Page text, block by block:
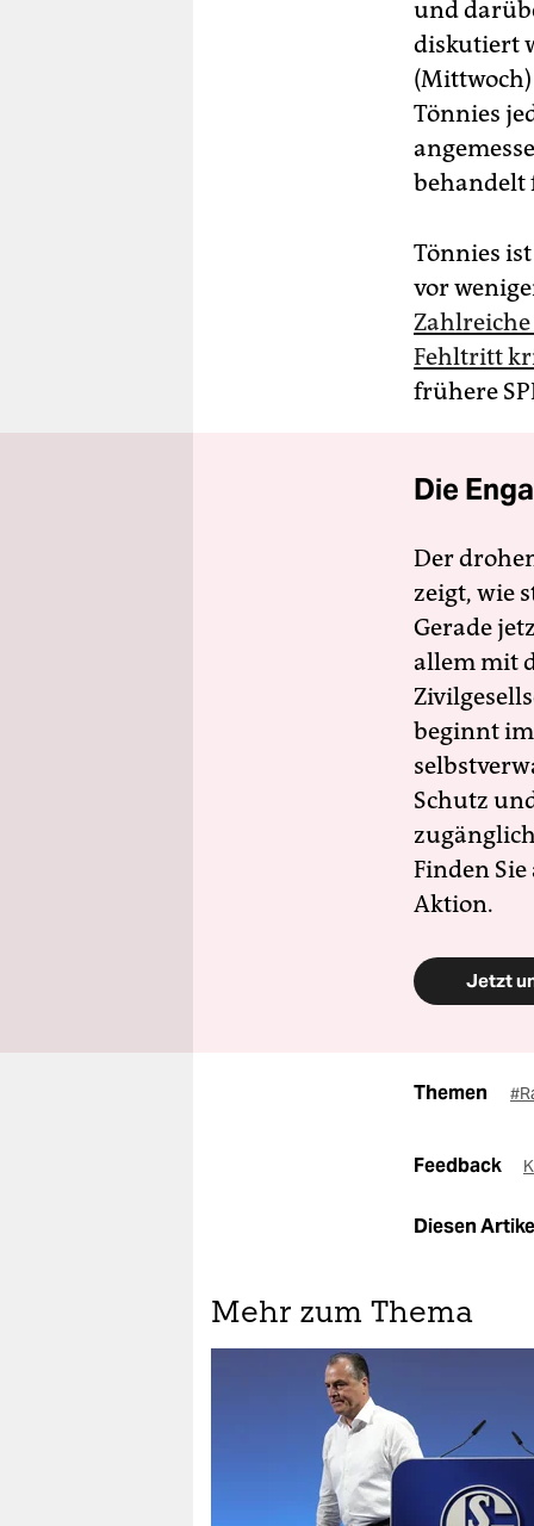
und
diskutiert
(Mittwoch)
Tönnies
behandelt
Tönnies
vor
Fehltritt
frühere
Die
Der
zeigt, wie
Gerade
allem mit
beginnt
Schutz
Finden
Aktion.
Jetzt
Themen
Feedback
Diesen
Mehr zum Thema